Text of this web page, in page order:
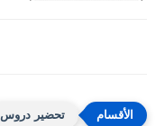
تحضير دروس